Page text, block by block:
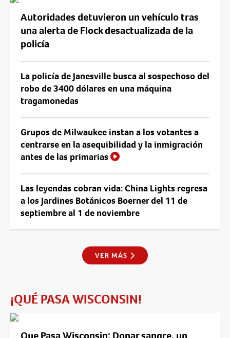
Autoridades detuvieron un vehículo tras
una alerta de Flock desactualizada de la
policía
La policía de Janesville busca al sospechoso del
robo de 3400 dólares en una máquina
tragamonedas
Grupos de Milwaukee instan a los votantes a
centrarse en la asequibilidad y la inmigración
antes de las primarias
Las leyendas cobran vida: China Lights regresa
a los Jardines Botánicos Boerner del 11 de
septiembre al 1 de noviembre
VER MÁS
¡QUÉ PASA WISCONSIN!